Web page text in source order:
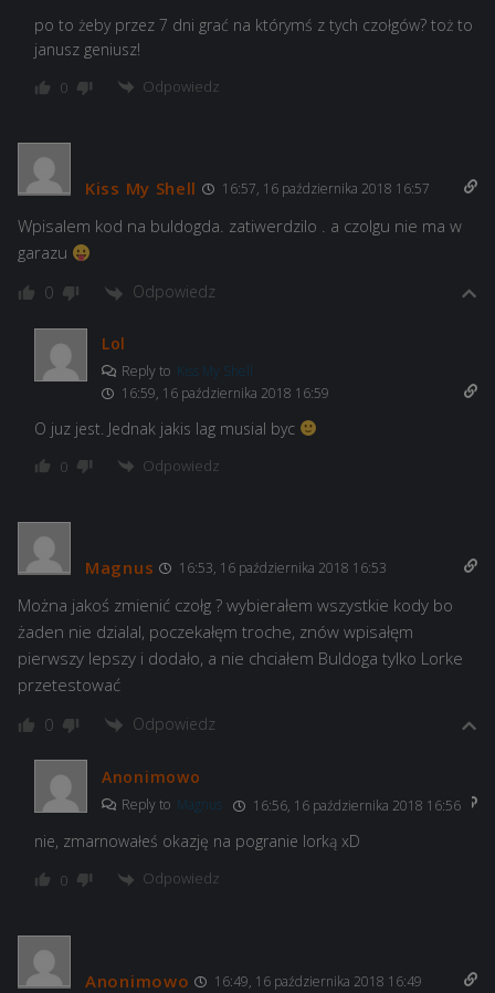
po to żeby przez 7 dni grać na którymś z tych czołgów? toż to
janusz geniusz!
0 Odpowiedz
Kiss My Shell 16:57, 16 października 2018 16:57
Wpisalem kod na buldogda. zatiwerdzilo . a czolgu nie ma w
garazu
0 Odpowiedz
Lol
Reply to Kiss My Shell
16:59, 16 października 2018 16:59
O juz jest. Jednak jakis lag musial byc
0 Odpowiedz
Magnus 16:53, 16 października 2018 16:53
Można jakoś zmienić czołg ? wybierałem wszystkie kody bo
żaden nie dzialal, poczekałęm troche, znów wpisałęm
pierwszy lepszy i dodało, a nie chciałem Buldoga tylko Lorke
przetestować
0 Odpowiedz
Anonimowo
Reply to Magnus 16:56, 16 października 2018 16:56
nie, zmarnowałeś okazję na pogranie lorką xD
0 Odpowiedz
Anonimowo 16:49, 16 października 2018 16:49